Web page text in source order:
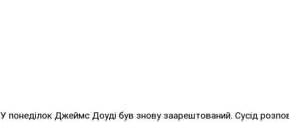
У понеділок Джеймс Доуді був знову заарештований. Сусід